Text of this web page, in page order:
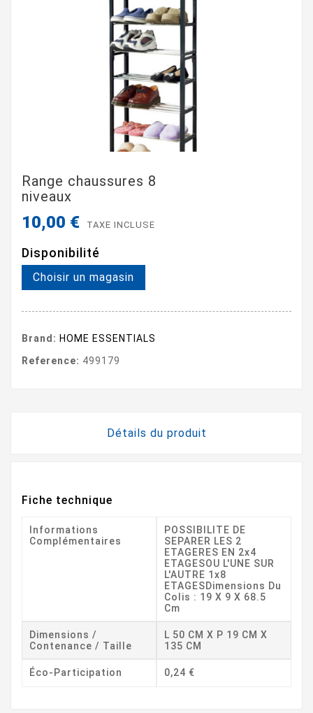
Range chaussures 8
niveaux
10,00 € TAXE INCLUSE
Disponibilité
Choisir un magasin
Brand: HOME ESSENTIALS
Reference: 499179
Détails du produit
Fiche technique
Informations
Complémentaires
POSSIBILITE DE
SEPARER LES 2
ETAGERES EN 2x4
ETAGESOU L'UNE SUR
L'AUTRE 1x8
ETAGESDimensions Du
Colis : 19 X 9 X 68.5
Cm
Dimensions /
Contenance / Taille
L 50 CM X P 19 CM X
135 CM
Éco-Participation 0,24 €